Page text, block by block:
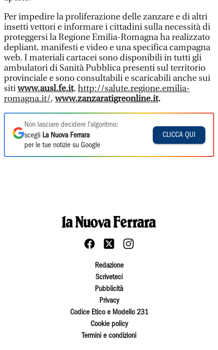
Per impedire la proliferazione delle zanzare e di altri
insetti vettori e informare i cittadini sulla necessità di
proteggersi la Regione Emilia-Romagna ha realizzato
depliant, manifesti e video e una specifica campagna
web. I materiali cartacei sono disponibili in tutti gli
ambulatori di Sanità Pubblica presenti sul territorio
provinciale e sono consultabili e scaricabili anche sui
sitiwww.ausl.fe.it, http://salute.regione.emilia-
romagna.it/, www.zanzaratigreonline.it.
Non lasciare decidere l'algoritmo:
scegli La Nuova Ferrara
per le tue notizie su Google
CLICCA QUI
Redazione
Scriveteci
Pubblicità
Privacy
Codice Etico e Modello 231
Cookie policy
Termini e condizioni